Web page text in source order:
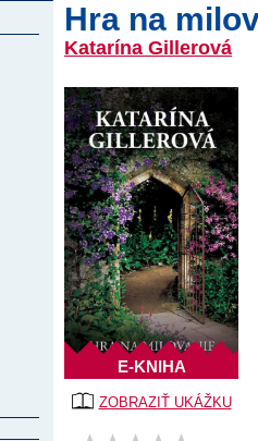
Hra na
Katarína Gillerová
ZOBRAZIŤ UKÁŽKU
E-KNIHA